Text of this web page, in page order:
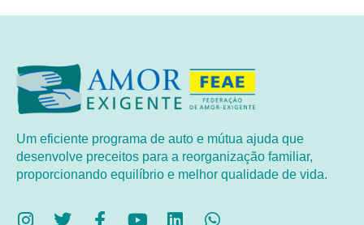
Um eficiente programa de auto e mútua ajuda que
desenvolve preceitos para a reorganização familiar,
proporcionando equilíbrio e melhor qualidade de vida.